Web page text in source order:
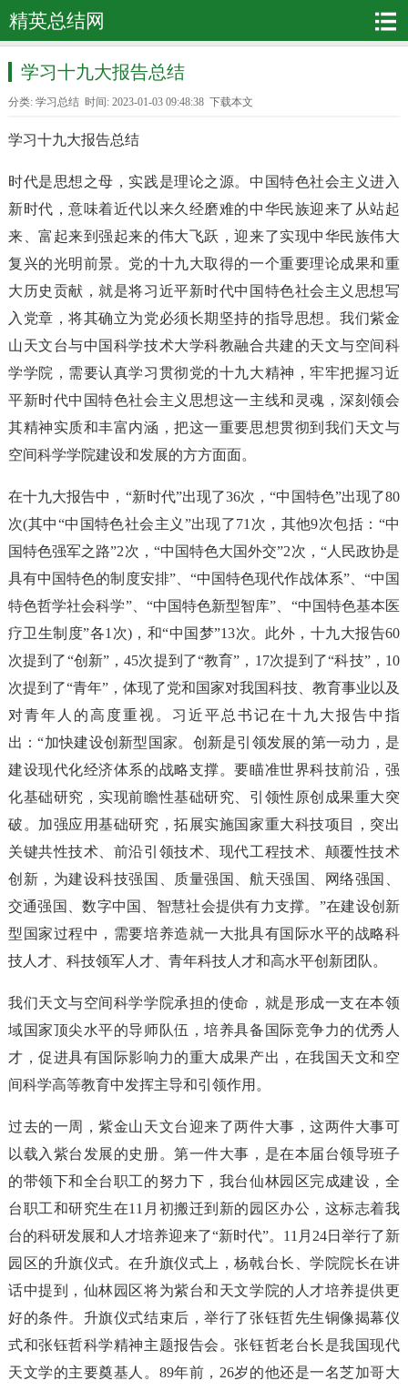
精英总结网
学习十九大报告总结
分类: 学习总结时间: 2023-01-03 09:48:38 下载本文
学习十九大报告总结
时代是思想之母，实践是理论之源。中国特色社会主义进入
新时代，意味着近代以来久经磨难的中华民族迎来了从站起
来、富起来到强起来的伟大飞跃，迎来了实现中华民族伟大
复兴的光明前景。党的十九大取得的一个重要理论成果和重
大历史贡献，就是将习近平新时代中国特色社会主义思想写
入党章，将其确立为党必须长期坚持的指导思想。我们紫金
山天文台与中国科学技术大学科教融合共建的天文与空间科
学学院，需要认真学习贯彻党的十九大精神，牢牢把握习近
平新时代中国特色社会主义思想这一主线和灵魂，深刻领会
其精神实质和丰富内涵，把这一重要思想贯彻到我们天文与
空间科学学院建设和发展的方方面面。
在十九大报告中，“新时代”出现了36次，“中国特色”出现了80
次(其中“中国特色社会主义”出现了71次，其他9次包括：“中
国特色强军之路”2次，“中国特色大国外交”2次，“人民政协是
具有中国特色的制度安排”、“中国特色现代作战体系”、“中国
特色哲学社会科学”、“中国特色新型智库”、“中国特色基本医
疗卫生制度”各1次)，和“中国梦”13次。此外，十九大报告60
次提到了“创新”，45次提到了“教育”，17次提到了“科技”，10
次提到了“青年”，体现了党和国家对我国科技、教育事业以及
对青年人的高度重视。习近平总书记在十九大报告中指
出：“加快建设创新型国家。创新是引领发展的第一动力，是
建设现代化经济体系的战略支撑。要瞄准世界科技前沿，强
化基础研究，实现前瞻性基础研究、引领性原创成果重大突
破。加强应用基础研究，拓展实施国家重大科技项目，突出
关键共性技术、前沿引领技术、现代工程技术、颠覆性技术
创新，为建设科技强国、质量强国、航天强国、网络强国、
交通强国、数字中国、智慧社会提供有力支撑。”在建设创新
型国家过程中，需要培养造就一大批具有国际水平的战略科
技人才、科技领军人才、青年科技人才和高水平创新团队。
我们天文与空间科学学院承担的使命，就是形成一支在本领
域国家顶尖水平的导师队伍，培养具备国际竞争力的优秀人
才，促进具有国际影响力的重大成果产出，在我国天文和空
间科学高等教育中发挥主导和引领作用。
过去的一周，紫金山天文台迎来了两件大事，这两件大事可
以载入紫台发展的史册。第一件大事，是在本届台领导班子
的带领下和全台职工的努力下，我台仙林园区完成建设，全
台职工和研究生在11月初搬迁到新的园区办公，这标志着我
台的科研发展和人才培养迎来了“新时代”。11月24日举行了新
园区的升旗仪式。在升旗仪式上，杨戟台长、学院院长在讲
话中提到，仙林园区将为紫台和天文学院的人才培养提供更
好的条件。升旗仪式结束后，举行了张钰哲先生铜像揭幕仪
式和张钰哲科学精神主题报告会。张钰哲老台长是我国现代
天文学的主要奠基人。89年前，26岁的他还是一名芝加哥大